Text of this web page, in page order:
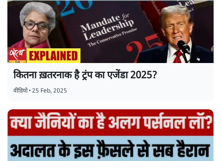
कितना ख़तरनाक है ट्रंप का एजेंडा 2025?
वीडियो•25 Feb, 2025